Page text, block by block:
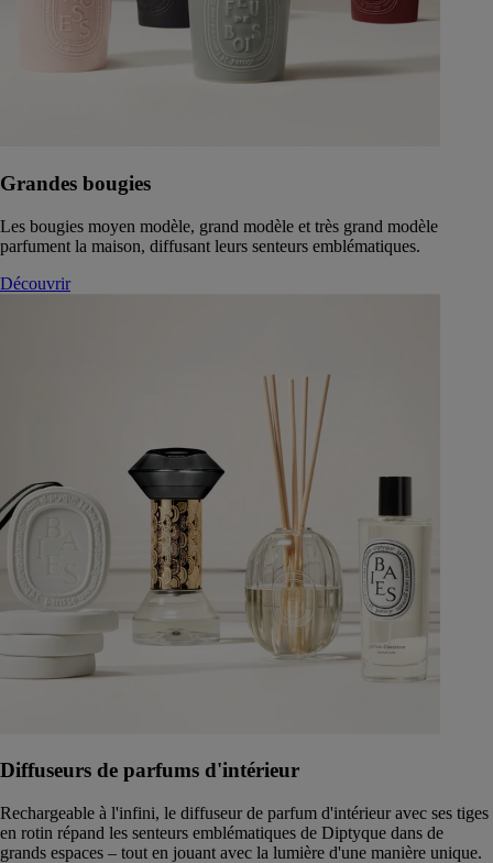
Grandes bougies
Les bougies moyen modèle, grand modèle et très grand modèle
parfument la maison, diffusant leurs senteurs emblématiques.
Découvrir
Diffuseurs de parfums d'intérieur
Rechargeable à l'infini, le diffuseur de parfum d'intérieur avec ses tiges
en rotin répand les senteurs emblématiques de Diptyque dans de
grands espaces – tout en jouant avec la lumière d'une manière unique.